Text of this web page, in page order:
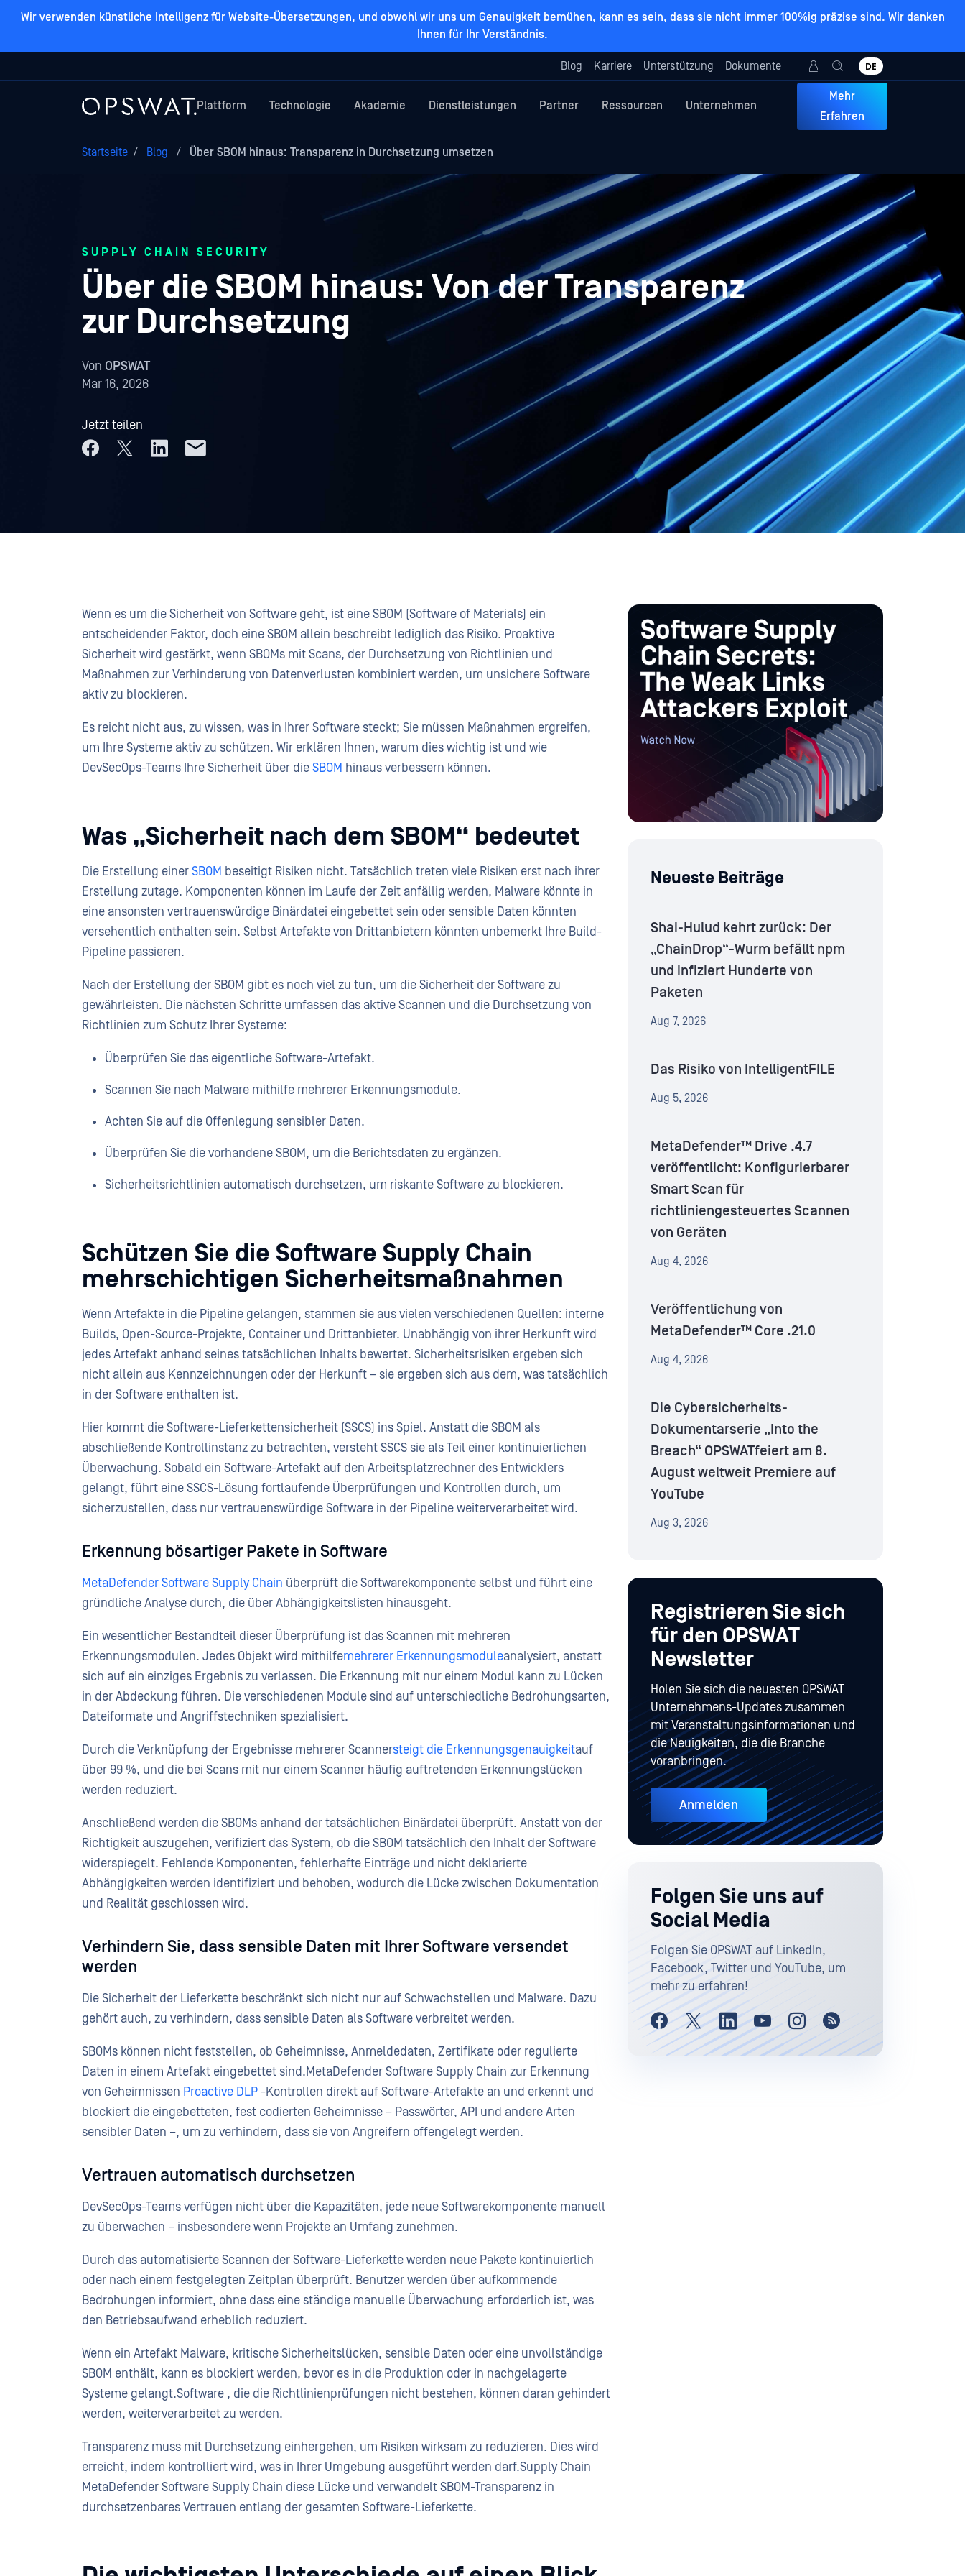
Wir verwenden künstliche Intelligenz für Website-Übersetzungen, und obwohl wir uns um Genauigkeit bemühen, kann es sein, dass sie nicht immer 100%ig präzise sind. Wir danken
Ihnen für Ihr Verständnis.
Blog Karriere Unterstützung Dokumente DE
Plattform Technologie Akademie Dienstleistungen Partner Ressourcen Unternehmen
Mehr
Erfahren
Startseite / Blog / Über SBOM hinaus: Transparenz in Durchsetzung umsetzen
SUPPLY CHAIN SECURITY
Über die SBOM hinaus: Von der Transparenz
zur Durchsetzung
Von OPSWAT
Mar 16, 2026
Jetzt teilen
Wenn es um die Sicherheit von Software geht, ist eine SBOM (Software of Materials) ein
entscheidender Faktor, doch eine SBOM allein beschreibt lediglich das Risiko. Proaktive
Sicherheit wird gestärkt, wenn SBOMs mit Scans, der Durchsetzung von Richtlinien und
Maßnahmen zur Verhinderung von Datenverlusten kombiniert werden, um unsichere Software
aktiv zu blockieren.
Es reicht nicht aus, zu wissen, was in Ihrer Software steckt; Sie müssen Maßnahmen ergreifen,
um Ihre Systeme aktiv zu schützen. Wir erklären Ihnen, warum dies wichtig ist und wie
DevSecOps-Teams Ihre Sicherheit über dieSBOM hinaus verbessern können.
Was „Sicherheit nach dem SBOM“ bedeutet
Die Erstellung einerSBOM beseitigt Risiken nicht. Tatsächlich treten viele Risiken erst nach ihrer
Erstellung zutage. Komponenten können im Laufe der Zeit anfällig werden, Malware könnte in
eine ansonsten vertrauenswürdige Binärdatei eingebettet sein oder sensible Daten könnten
versehentlich enthalten sein. Selbst Artefakte von Drittanbietern könnten unbemerkt Ihre Build-
Pipeline passieren.
Nach der Erstellung der SBOM gibt es noch viel zu tun, um die Sicherheit der Software zu
gewährleisten. Die nächsten Schritte umfassen das aktive Scannen und die Durchsetzung von
Richtlinien zum Schutz Ihrer Systeme:
Überprüfen Sie das eigentliche Software-Artefakt.
Scannen Sie nach Malware mithilfe mehrerer Erkennungsmodule.
Achten Sie auf die Offenlegung sensibler Daten.
Überprüfen Sie die vorhandene SBOM, um die Berichtsdaten zu ergänzen.
Sicherheitsrichtlinien automatisch durchsetzen, um riskante Software zu blockieren.
Schützen Sie die Software Supply Chain
mehrschichtigen Sicherheitsmaßnahmen
Wenn Artefakte in die Pipeline gelangen, stammen sie aus vielen verschiedenen Quellen: interne
Builds, Open-Source-Projekte, Container und Drittanbieter. Unabhängig von ihrer Herkunft wird
jedes Artefakt anhand seines tatsächlichen Inhalts bewertet. Sicherheitsrisiken ergeben sich
nicht allein aus Kennzeichnungen oder der Herkunft – sie ergeben sich aus dem, was tatsächlich
in der Software enthalten ist.
Hier kommt die Software-Lieferkettensicherheit (SSCS) ins Spiel. Anstatt die SBOM als
abschließende Kontrollinstanz zu betrachten, versteht SSCS sie als Teil einer kontinuierlichen
Überwachung. Sobald ein Software-Artefakt auf den Arbeitsplatzrechner des Entwicklers
gelangt, führt eine SSCS-Lösung fortlaufende Überprüfungen und Kontrollen durch, um
sicherzustellen, dass nur vertrauenswürdige Software in der Pipeline weiterverarbeitet wird.
Erkennung bösartiger Pakete in Software
MetaDefender Software Supply Chain überprüft die Softwarekomponente selbst und führt eine
gründliche Analyse durch, die über Abhängigkeitslisten hinausgeht.
Ein wesentlicher Bestandteil dieser Überprüfung ist das Scannen mit mehreren
Erkennungsmodulen. Jedes Objekt wird mithilfemehrerer Erkennungsmoduleanalysiert, anstatt
sich auf ein einziges Ergebnis zu verlassen. Die Erkennung mit nur einem Modul kann zu Lücken
in der Abdeckung führen. Die verschiedenen Module sind auf unterschiedliche Bedrohungsarten,
Dateiformate und Angriffstechniken spezialisiert.
Durch die Verknüpfung der Ergebnisse mehrerer Scannersteigt die Erkennungsgenauigkeitauf
über 99 %, und die bei Scans mit nur einem Scanner häufig auftretenden Erkennungslücken
werden reduziert.
Anschließend werden die SBOMs anhand der tatsächlichen Binärdatei überprüft. Anstatt von der
Richtigkeit auszugehen, verifiziert das System, ob die SBOM tatsächlich den Inhalt der Software
widerspiegelt. Fehlende Komponenten, fehlerhafte Einträge und nicht deklarierte
Abhängigkeiten werden identifiziert und behoben, wodurch die Lücke zwischen Dokumentation
und Realität geschlossen wird.
Verhindern Sie, dass sensible Daten mit Ihrer Software versendet
werden
Die Sicherheit der Lieferkette beschränkt sich nicht nur auf Schwachstellen und Malware. Dazu
gehört auch, zu verhindern, dass sensible Daten als Software verbreitet werden.
SBOMs können nicht feststellen, ob Geheimnisse, Anmeldedaten, Zertifikate oder regulierte
Daten in einem Artefakt eingebettet sind.MetaDefender Software Supply Chain zur Erkennung
von Geheimnissen Proactive DLP -Kontrollen direkt auf Software-Artefakte an und erkennt und
blockiert die eingebetteten, fest codierten Geheimnisse – Passwörter, API und andere Arten
sensibler Daten –, um zu verhindern, dass sie von Angreifern offengelegt werden.
Vertrauen automatisch durchsetzen
DevSecOps-Teams verfügen nicht über die Kapazitäten, jede neue Softwarekomponente manuell
zu überwachen – insbesondere wenn Projekte an Umfang zunehmen.
Durch das automatisierte Scannen der Software-Lieferkette werden neue Pakete kontinuierlich
oder nach einem festgelegten Zeitplan überprüft. Benutzer werden über aufkommende
Bedrohungen informiert, ohne dass eine ständige manuelle Überwachung erforderlich ist, was
den Betriebsaufwand erheblich reduziert.
Wenn ein Artefakt Malware, kritische Sicherheitslücken, sensible Daten oder eine unvollständige
SBOM enthält, kann es blockiert werden, bevor es in die Produktion oder in nachgelagerte
Systeme gelangt.Software , die die Richtlinienprüfungen nicht bestehen, können daran gehindert
werden, weiterverarbeitet zu werden.
Transparenz muss mit Durchsetzung einhergehen, um Risiken wirksam zu reduzieren. Dies wird
erreicht, indem kontrolliert wird, was in Ihrer Umgebung ausgeführt werden darf.Supply Chain
MetaDefender Software Supply Chain diese Lücke und verwandelt SBOM-Transparenz in
durchsetzenbares Vertrauen entlang der gesamten Software-Lieferkette.
Neueste Beiträge
Shai-Hulud kehrt zurück: Der
„ChainDrop“-Wurm befällt npm
und infiziert Hunderte von
Paketen
Aug 7, 2026
Das Risiko von IntelligentFILE
Aug 5, 2026
MetaDefender™ Drive .4.7
veröffentlicht: Konfigurierbarer
Smart Scan für
richtliniengesteuertes Scannen
von Geräten
Aug 4, 2026
Veröffentlichung von
MetaDefender™ Core .21.0
Aug 4, 2026
Die Cybersicherheits-
Dokumentarserie „Into the
Breach“ OPSWATfeiert am 8.
August weltweit Premiere auf
YouTube
Aug 3, 2026
Registrieren Sie sich
für den OPSWAT
Newsletter
Holen Sie sich die neuesten OPSWAT
Unternehmens-Updates zusammen
mit Veranstaltungsinformationen und
die Neuigkeiten, die die Branche
voranbringen.
Anmelden
Folgen Sie uns auf
Social Media
Folgen Sie OPSWAT auf LinkedIn,
Facebook, Twitter und YouTube, um
mehr zu erfahren!